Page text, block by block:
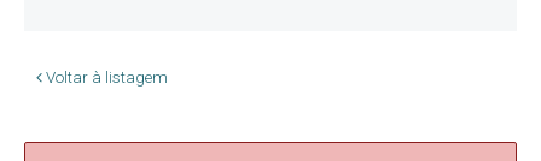
Voltar à listagem